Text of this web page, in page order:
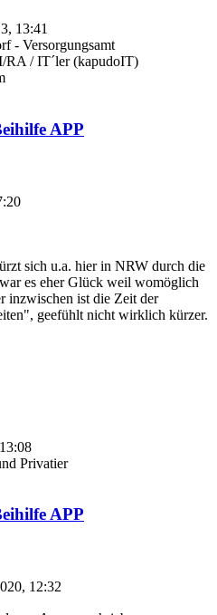
13:41
- Versorgungsamt
RA / IT´ler (kapudoIT)
APP
sich u.a. hier in NRW durch die
es eher Glück weil womöglich
inzwischen ist die Zeit der
geefühlt nicht wirklich kürzer.
Privatier
APP
12:32